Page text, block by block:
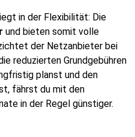
in der Flexibilität: Die
und bieten somit volle
der Netzanbieter bei
reduzierten Grundgebühren
planst und den
fährst du mit den
in der Regel günstiger.